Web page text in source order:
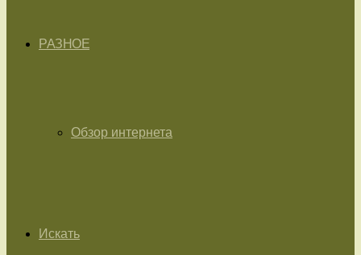
РАЗНОЕ
Обзор интернета
Искать